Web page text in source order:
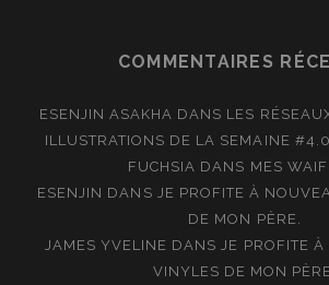
COMMENTAIRES
ESENJIN ASAKHA DANS LES
ILLUSTRATIONS DE LA SEMAINE
FUCHSIA DANS MES
ESENJIN DANS JE PROFITE À
DE MON PÈRE.
JAMES YVELINE DANSJE PROFITE
VINYLES DE MON